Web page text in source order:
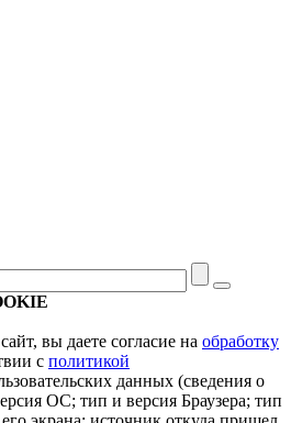
вы даете согласие на обработку
с политикой
данных (сведения о
ОС; тип и версия Браузера; тип